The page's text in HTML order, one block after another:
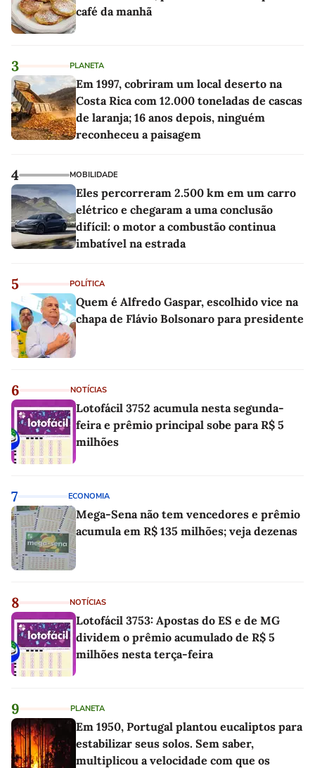
café da manhã
3 PLANETA
Em 1997, cobriram um local deserto na
Costa Rica com 12.000 toneladas de cascas
de laranja; 16 anos depois, ninguém
reconheceu a paisagem
4 MOBILIDADE
Eles percorreram 2.500 km em um carro
elétrico e chegaram a uma conclusão
difícil: o motor a combustão continua
imbatível na estrada
5 POLÍTICA
Quem é Alfredo Gaspar, escolhido vice na
chapa de Flávio Bolsonaro para presidente
6 NOTÍCIAS
Lotofácil 3752 acumula nesta segunda-
feira e prêmio principal sobe para R$ 5
milhões
7 ECONOMIA
Mega-Sena não tem vencedores e prêmio
acumula em R$ 135 milhões; veja dezenas
8 NOTÍCIAS
Lotofácil 3753: Apostas do ES e de MG
dividem o prêmio acumulado de R$ 5
milhões nesta terça-feira
9 PLANETA
Em 1950, Portugal plantou eucaliptos para
estabilizar seus solos. Sem saber,
multiplicou a velocidade com que os